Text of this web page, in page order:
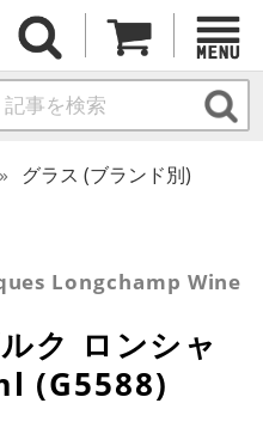
グラス (ブランド別)
)
Longchamp Wine
ク ロンシャ
(G5588)